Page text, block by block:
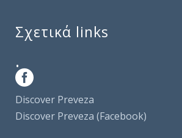
Σχετικά links
.
Discover Preveza
Discover Preveza (Facebook)